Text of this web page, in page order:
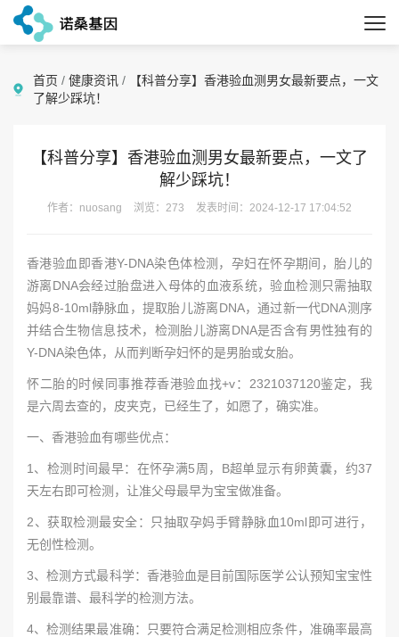
首页 / 健康资讯 /
【科普分享】香港验血测男女最新要点，一文
了解少踩坑！
【科普分享】香港验血测男女最新要点，一文了
解少踩坑！
作者：nuosang 浏览：273 发表时间：2024-12-17 17:04:52
香港验血即香港Y-DNA染色体检测，孕妇在怀孕期间，胎儿的
游离DNA会经过胎盘进入母体的血液系统，验血检测只需抽取
妈妈8-10ml静脉血，提取胎儿游离DNA，通过新一代DNA测序
并结合生物信息技术，检测胎儿游离DNA是否含有男性独有的
Y-DNA染色体，从而判断孕妇怀的是男胎或女胎。
怀二胎的时候同事推荐香港验血找+v：2321037120鉴定，我
是六周去查的，皮夹克，已经生了，如愿了，确实准。
一、香港验血有哪些优点：
1、检测时间最早：在怀孕满5周，B超单显示有卵黄囊，约37
天左右即可检测，让准父母最早为宝宝做准备。
2、获取检测最安全：只抽取孕妈手臂静脉血10ml即可进行，
无创性检测。
3、检测方式最科学：香港验血是目前国际医学公认预知宝宝性
别最靠谱、最科学的检测方法。
4、检测结果最准确：只要符合满足检测相应条件，准确率最高